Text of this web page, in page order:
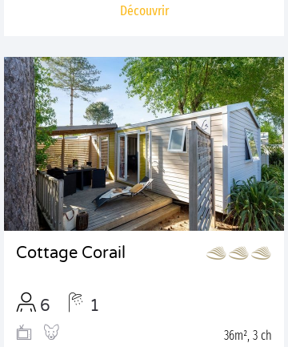
Découvrir
Cottage Corail
6 1
36m², 3 ch